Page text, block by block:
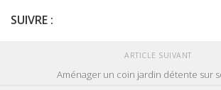
SUIVRE :
ARTICLE SUIVANT
Aménager un coin jardin détente sur